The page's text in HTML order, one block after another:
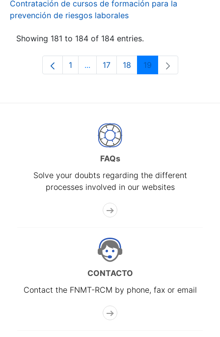
Contratación de cursos de formación para la
prevención de riesgos laborales
Showing 181 to 184 of 184 entries.
Page
1 ...Intermediate Pages Use TAB to
Page
17 Page
18 Page
19
FAQs
Solve your doubts regarding the different
processes involved in our websites
CONTACTO
Contact the FNMT-RCM by phone, fax or email